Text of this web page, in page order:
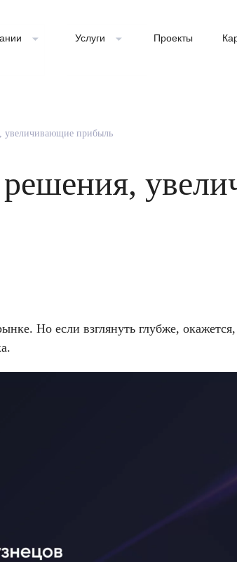
Услуги Проекты
увеличивающие прибыль
решения,
Но если взглянуть глубже,